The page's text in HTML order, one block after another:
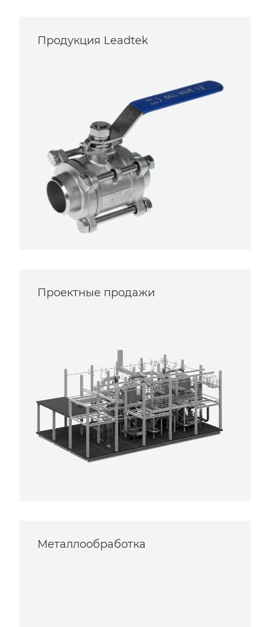
Продукция Leadtek
Проектные продажи
Металлообработка